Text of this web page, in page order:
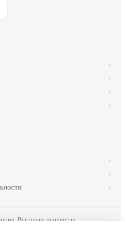
›
›
›
›
›
›
›
Все права защищены.